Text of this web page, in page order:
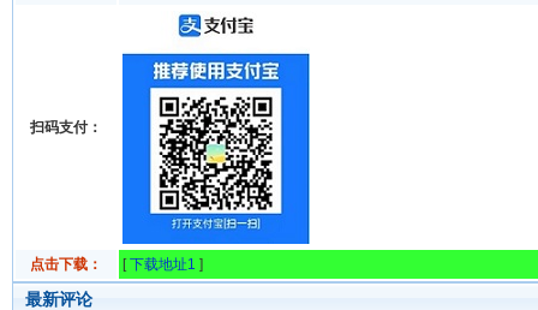
扫码支付：
点击下载： [下载地址1 ]
最新评论